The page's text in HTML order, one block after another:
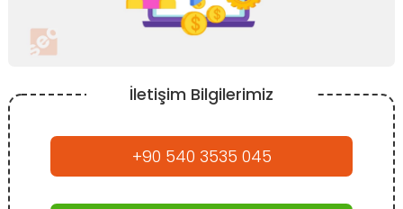
İletişim Bilgilerimiz
+90 540 3535 045